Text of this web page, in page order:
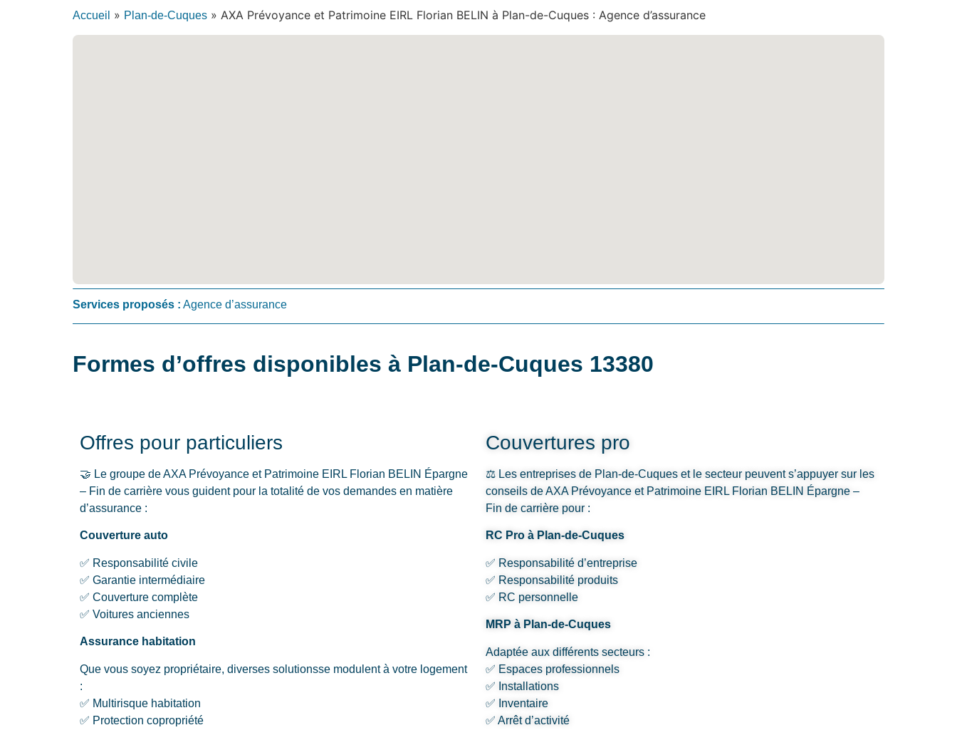
Accueil » Plan-de-Cuques » AXA Prévoyance et Patrimoine EIRL Florian BELIN à Plan-de-Cuques : Agence d’assurance
Services proposés : Agence d’assurance
Formes d’offres disponibles à Plan-de-Cuques 13380
Offres pour particuliers
🤝 Le groupe de AXA Prévoyance et Patrimoine EIRL Florian BELIN Épargne
– Fin de carrière vous guident pour la totalité de vos demandes en matière
d’assurance :
Couverture auto
✅ Responsabilité civile
✅ Garantie intermédiaire
✅ Couverture complète
✅ Voitures anciennes
Assurance habitation
Que vous soyez propriétaire, diverses solutionsse modulent à votre logement
:
✅ Multirisque habitation
✅ Protection copropriété
Couvertures pro
⚖️ Les entreprises de Plan-de-Cuques et le secteur peuvent s’appuyer sur les
conseils de AXA Prévoyance et Patrimoine EIRL Florian BELIN Épargne –
Fin de carrière pour :
RC Pro à Plan-de-Cuques
✅ Responsabilité d’entreprise
✅ Responsabilité produits
✅ RC personnelle
MRP à Plan-de-Cuques
Adaptée aux différents secteurs :
✅ Espaces professionnels
✅ Installations
✅ Inventaire
✅ Arrêt d’activité